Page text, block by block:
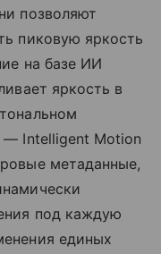
позволяют
пиковую яркость
на базе ИИ
яркость в
— Intelligent Motion
метаданные,
под каждую
единых